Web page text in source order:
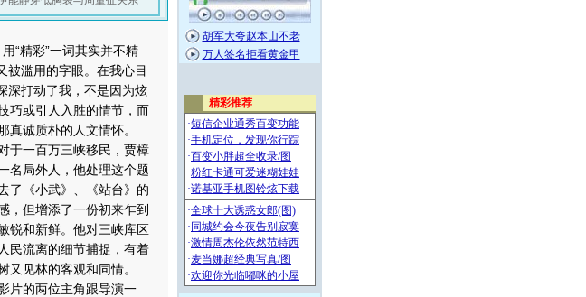
“精彩”一词其实并不精
被滥用的字眼。在我心目
深打动了我，不是因为炫
巧或引人入胜的情节，而
真诚质朴的人文情怀。
一百万三峡移民，贾樟
名局外人，他处理这个题
了《小武》、《站台》的
，但增添了一份初来乍到
锐和新鲜。他对三峡库区
民流离的细节捕捉，有着
又见林的客观和同情。
的两位主角跟导演一
胡军大夸赵本山不老
万人签名拒看黄金甲